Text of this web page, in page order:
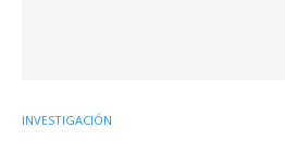
INVESTIGACIÓN